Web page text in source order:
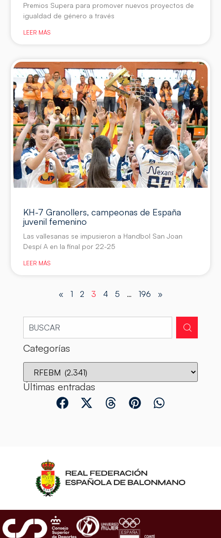
Premios Supera para promover nuevos proyectos de
igualdad de género a través
LEER MÁS
KH-7 Granollers, campeonas de España
juvenil femenino
Las vallesanas se impusieron a Handbol San Joan
Despí A en la final por 22-25
LEER MÁS
« 1 2 3 4 5 … 196 »
Categorías
Últimas entradas